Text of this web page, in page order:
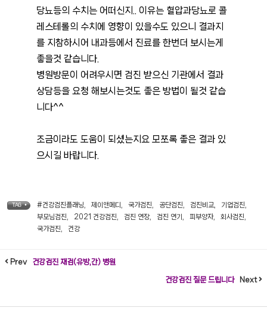
당뇨등의 수치는 어떠신지.. 이유는 혈압과당뇨로 콜
레스테롤의 수치에 영향이 있을수도 있으니 결과지
를 지참하시어 내과등에서 진료를 한번더 보시는게
좋을것 같습니다.
병원방문이 어려우시면 검진 받으신 기관에서 결과
상담등을 요청 해보시는것도 좋은 방법이 될것 같습
니다^^
조금이라도 도움이 되셨는지요 모쪼록 좋은 결과 있
으시길 바랍니다.
TAG • #건강검진플래닝 제이앤메디 국가검진 공단검진 검진비교 기업검진
부모님검진
2021 건강검진 검진 연장, 검진 연기 피부양자, 회사검진
국가검진
건강
Prev 건강검진 재검(유방,간) 병원
건강검진 질문 드립니다 Next